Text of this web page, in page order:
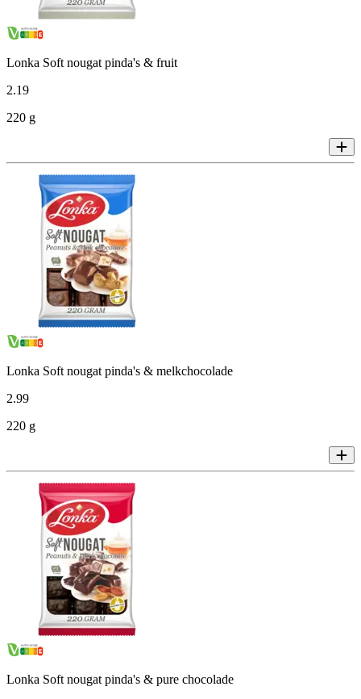
Lonka Soft nougat pinda's & fruit
2.19
220 g
Lonka Soft nougat pinda's & melkchocolade
2.99
220 g
Lonka Soft nougat pinda's & pure chocolade